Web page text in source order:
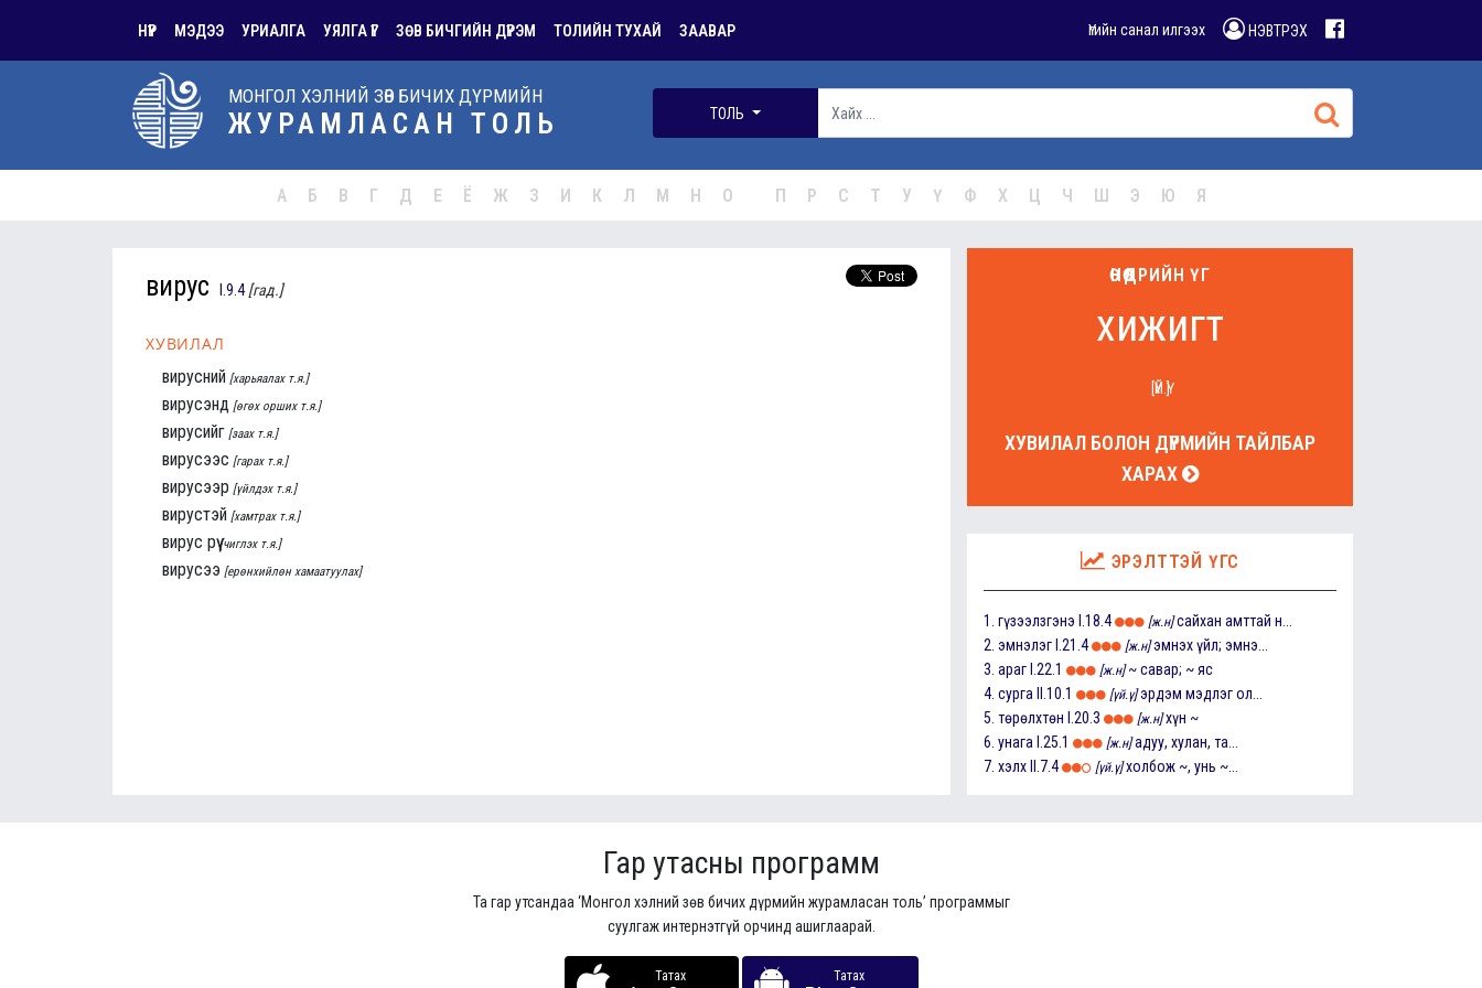
НҮҮР МЭДЭЭ УРИАЛГА УЯЛГА ҮГ ЗӨВ БИЧГИЙН ДҮРЭМ ТОЛИЙН ТУХАЙ ЗААВАР Үгийн санал илгээх НЭВТРЭХ
МОНГОЛ ХЭЛНИЙ ЗӨВ БИЧИХ ДҮРМИЙН
ЖУРАМЛАСАН ТОЛЬ ТОЛЬ
А Б В Г Д Е Ё Ж З И К Л М Н О П Р С Т У Ү Ф Х Ц Ч Ш Э Ю Я
вирус I.9.4 [гад.]
ХУВИЛАЛ
вирусний [харьяалах т.я.]
вирусэнд [өгөх орших т.я.]
вирусийг [заах т.я.]
вирусээс [гарах т.я.]
вирусээр [үйлдэх т.я.]
вирустэй [хамтрах т.я.]
вирус рүү [чиглэх т.я.]
вирусээ [ерөнхийлөн хамаатуулах]
ӨНӨӨДРИЙН ҮГ
хижигт
[ҮЙ.Ү]
ХУВИЛАЛ БОЛОН ДҮРМИЙН ТАЙЛБАР
ХАРАХ
ЭРЭЛТТЭЙ ҮГС
1. гүзээлзгэнэ I.18.4 [ж.н] сайхан амттай н...
2. эмнэлэг I.21.4 [ж.н] эмнэх үйл; эмнэ...
3. араг I.22.1 [ж.н] ~ савар; ~ яс
4. сурга II.10.1 [үй.ү] эрдэм мэдлэг ол...
5. төрөлхтөн I.20.3 [ж.н] хүн ~
6. унага I.25.1 [ж.н] адуу, хулан, та...
7. хэлх II.7.4 [үй.ү] холбож ~, унь ~...
Гар утасны программ
Та гар утсандаа ‘Монгол хэлний зөв бичих дүрмийн журамласан толь’ программыг
суулгаж интернэтгүй орчинд ашиглаарай.
Татах Татах